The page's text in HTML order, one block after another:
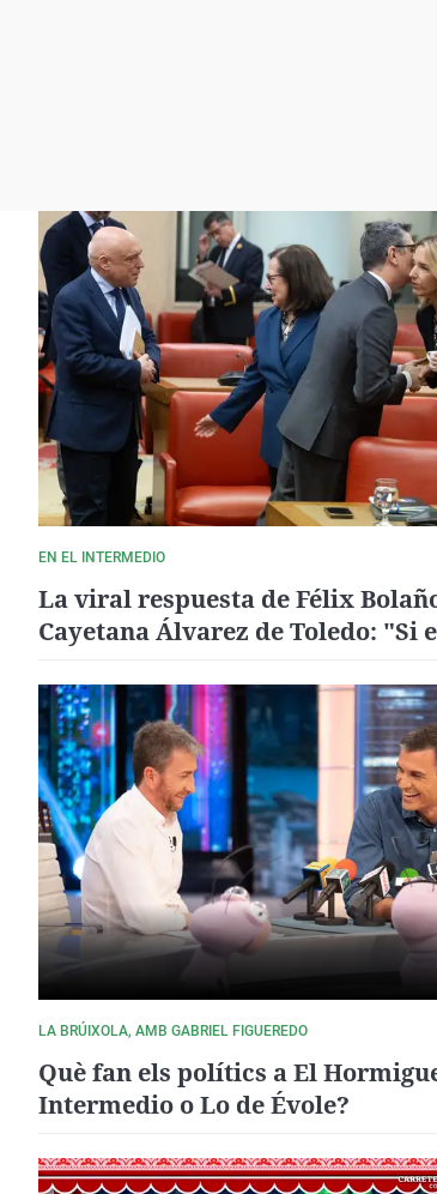
EN EL INTERMEDIO
La viral respuesta de Félix
Cayetana Álvarez de Toledo: "Si
LA BRÚIXOLA, AMB GABRIEL FIGUEREDO
Què fan els polítics a El
Intermedio o Lo de Évole?